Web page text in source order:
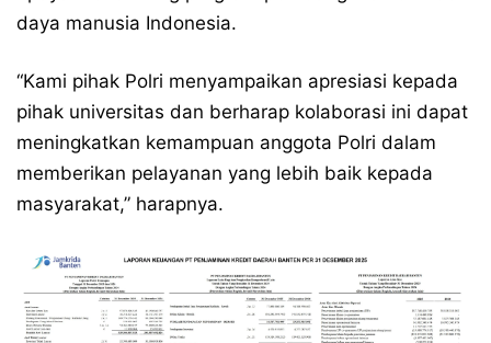
daya manusia Indonesia.
“Kami pihak Polri menyampaikan apresiasi kepada
pihak universitas dan berharap kolaborasi ini dapat
meningkatkan kemampuan anggota Polri dalam
memberikan pelayanan yang lebih baik kepada
masyarakat,” harapnya.